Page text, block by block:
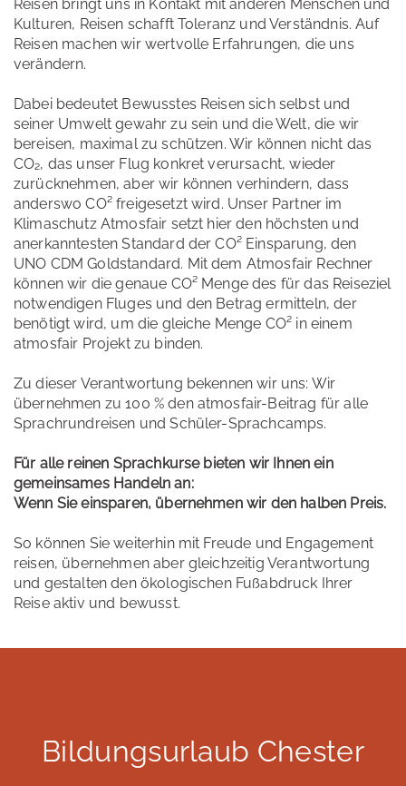
Reisen bringt uns in Kontakt mit anderen Menschen und
Kulturen, Reisen schafft Toleranz und Verständnis. Auf
Reisen machen wir wertvolle Erfahrungen, die uns
verändern.
Dabei bedeutet Bewusstes Reisen sich selbst und
seiner Umwelt gewahr zu sein und die Welt, die wir
bereisen, maximal zu schützen. Wir können nicht das
CO₂, das unser Flug konkret verursacht, wieder
zurücknehmen, aber wir können verhindern, dass
anderswo CO² freigesetzt wird. Unser Partner im
Klimaschutz Atmosfair setzt hier den höchsten und
anerkanntesten Standard der CO² Einsparung, den
UNO CDM Goldstandard. Mit dem Atmosfair Rechner
können wir die genaue CO² Menge des für das Reiseziel
notwendigen Fluges und den Betrag ermitteln, der
benötigt wird, um die gleiche Menge CO² in einem
atmosfair Projekt zu binden.
Zu dieser Verantwortung bekennen wir uns: Wir
übernehmen zu 100 % den atmosfair-Beitrag für alle
Sprachrundreisen und Schüler-Sprachcamps.
Für alle reinen Sprachkurse bieten wir Ihnen ein
gemeinsames Handeln an:
Wenn Sie einsparen, übernehmen wir den halben Preis.
So können Sie weiterhin mit Freude und Engagement
reisen, übernehmen aber gleichzeitig Verantwortung
und gestalten den ökologischen Fußabdruck Ihrer
Reise aktiv und bewusst.
Bildungsurlaub Chester